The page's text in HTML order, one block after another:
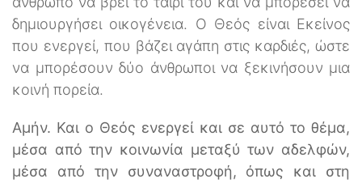
δημιουργήσει οικογένεια. Ο Θεός είναι Εκείνος
που ενεργεί, που βάζει αγάπη στις καρδιές, ώστε
να μπορέσουν δύο άνθρωποι να ξεκινήσουν μια
κοινή πορεία.
Αμήν. Και ο Θεός ενεργεί και σε αυτό το θέμα,
μέσα από την κοινωνία μεταξύ των αδελφών,
μέσα από την συναναστροφή, όπως και στη